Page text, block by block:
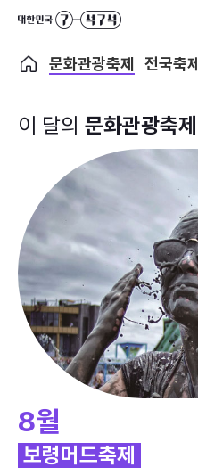
문화관광축제 전국축제
이 달의 문화관광축제
8월
보령머드축제